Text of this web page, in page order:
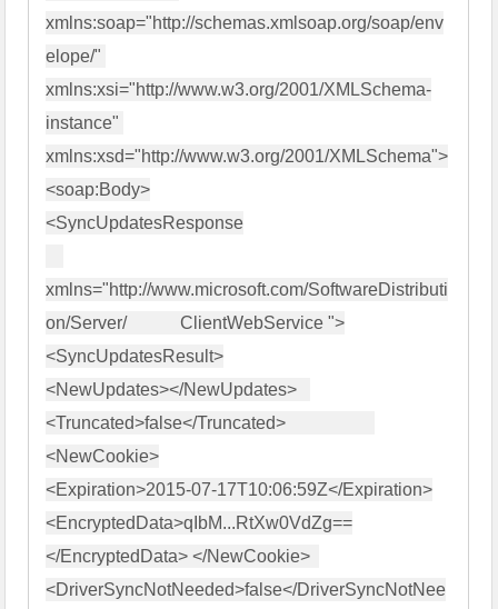
xmlns:soap="http://schemas.xmlsoap.org/soap/env
elope/"
xmlns:xsi="http://www.w3.org/2001/XMLSchema-
instance"
xmlns:xsd="http://www.w3.org/2001/XMLSchema">
<soap:Body>
<SyncUpdatesResponse
xmlns="http://www.microsoft.com/SoftwareDistributi
on/Server/            ClientWebService ">
<SyncUpdatesResult>
<NewUpdates></NewUpdates>
<Truncated>false</Truncated>
<NewCookie>
<Expiration>2015-07-17T10:06:59Z</Expiration>
<EncryptedData>qIbM...RtXw0VdZg==
</EncryptedData> </NewCookie>
<DriverSyncNotNeeded>false</DriverSyncNotNee